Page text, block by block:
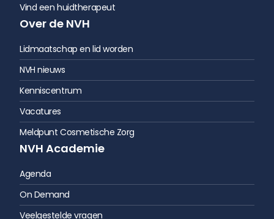
Vind een huidtherapeut
Over de NVH
Lidmaatschap en lid worden
NVH nieuws
Kenniscentrum
Vacatures
Meldpunt Cosmetische Zorg
NVH Academie
Agenda
On Demand
Veelgestelde vragen